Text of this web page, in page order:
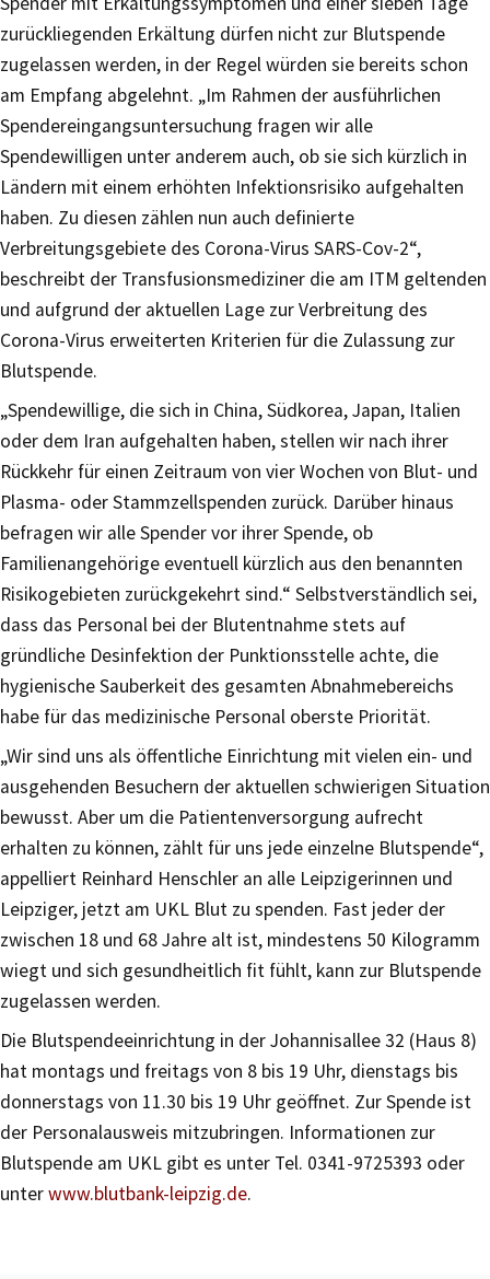
zurückliegenden Erkältung dürfen nicht zur Blutspende
zugelassen werden, in der Regel würden sie bereits schon
am Empfang abgelehnt. „Im Rahmen der ausführlichen
Spendereingangsuntersuchung fragen wir alle
Spendewilligen unter anderem auch, ob sie sich kürzlich in
Ländern mit einem erhöhten Infektionsrisiko aufgehalten
haben. Zu diesen zählen nun auch definierte
Verbreitungsgebiete des Corona-Virus SARS-Cov-2“,
beschreibt der Transfusionsmediziner die am ITM geltenden
und aufgrund der aktuellen Lage zur Verbreitung des
Corona-Virus erweiterten Kriterien für die Zulassung zur
Blutspende.
„Spendewillige, die sich in China, Südkorea, Japan, Italien
oder dem Iran aufgehalten haben, stellen wir nach ihrer
Rückkehr für einen Zeitraum von vier Wochen von Blut- und
Plasma- oder Stammzellspenden zurück. Darüber hinaus
befragen wir alle Spender vor ihrer Spende, ob
Familienangehörige eventuell kürzlich aus den benannten
Risikogebieten zurückgekehrt sind.“ Selbstverständlich sei,
dass das Personal bei der Blutentnahme stets auf
gründliche Desinfektion der Punktionsstelle achte, die
hygienische Sauberkeit des gesamten Abnahmebereichs
habe für das medizinische Personal oberste Priorität.
„Wir sind uns als öffentliche Einrichtung mit vielen ein- und
ausgehenden Besuchern der aktuellen schwierigen Situation
bewusst. Aber um die Patientenversorgung aufrecht
erhalten zu können, zählt für uns jede einzelne Blutspende“,
appelliert Reinhard Henschler an alle Leipzigerinnen und
Leipziger, jetzt am UKL Blut zu spenden. Fast jeder der
zwischen 18 und 68 Jahre alt ist, mindestens 50 Kilogramm
wiegt und sich gesundheitlich fit fühlt, kann zur Blutspende
zugelassen werden.
Die Blutspendeeinrichtung in der Johannisallee 32 (Haus 8)
hat montags und freitags von 8 bis 19 Uhr, dienstags bis
donnerstags von 11.30 bis 19 Uhr geöffnet. Zur Spende ist
der Personalausweis mitzubringen. Informationen zur
Blutspende am UKL gibt es unter Tel. 0341-9725393 oder
unterwww.blutbank-leipzig.de.